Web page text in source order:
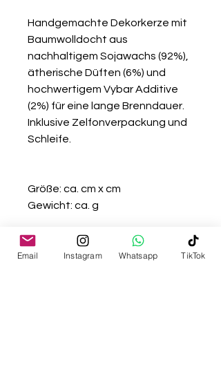
Handgemachte Dekorkerze mit
Baumwolldocht aus
nachhaltigem Sojawachs (92%),
ätherische Düften (6%) und
hochwertigem Vybar Additive
(2%) für eine lange Brenndauer.
Inklusive Zelfonverpackung und
Schleife.
Größe: ca. cm x cm
Gewicht: ca. g
Handmade with love in Austria.
Email Instagram Whatsapp TikTok